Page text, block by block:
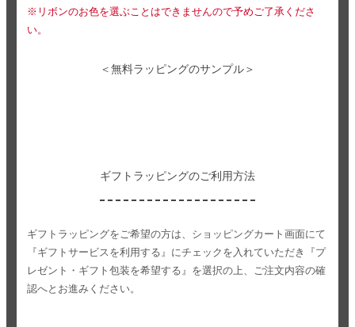
※リボンのお色を選ぶことはできませんので予めご了承くださ
い。
＜無料ラッピングのサンプル＞
ギフトラッピングのご利用方法
ギフトラッピングをご希望の方は、ショッピングカート画面にて
『ギフトサービスを利用する』にチェックを入れていただき
『プ
レゼント・ギフト包装を希望する』を選択の上、ご注文内容の確
認へとお進みください。